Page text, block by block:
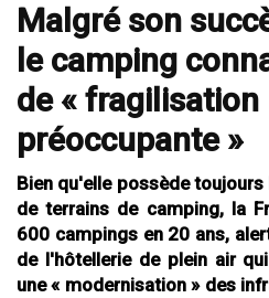
Malgré son
le camping
de « fragilisation
préoccupante »
Bien qu'elle possède
de terrains de camping, la
600 campings en 20 ans,
de l'hôtellerie de plein air
une « modernisation » des